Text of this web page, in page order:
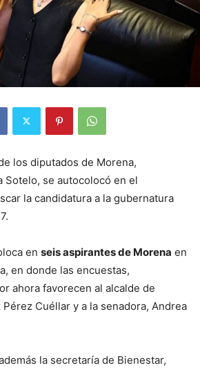
los diputados de Morena,
Sotelo, se autocolocó en el
la candidatura a la gubernatura
en seis aspirantes de Morena en
en donde las encuestas,
ahora favorecen al alcalde de
Cuéllar y a la senadora, Andrea
la secretaría de Bienestar,